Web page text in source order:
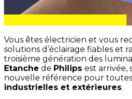
Vous êtes électricien et vous
solutions d’éclairage fiables et
troisième génération des
Etanche de Philips est arrivée,
nouvelle référence pour
industrielles et extérieures.